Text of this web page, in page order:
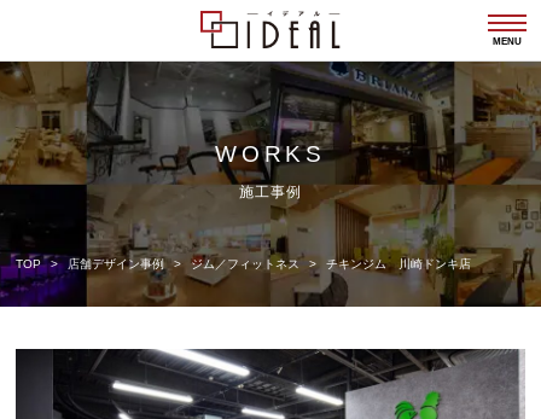
MENU
WORKS
施工事例
TOP 店舗デザイン事例 ジム／フィットネス チキンジム 川崎ドンキ店